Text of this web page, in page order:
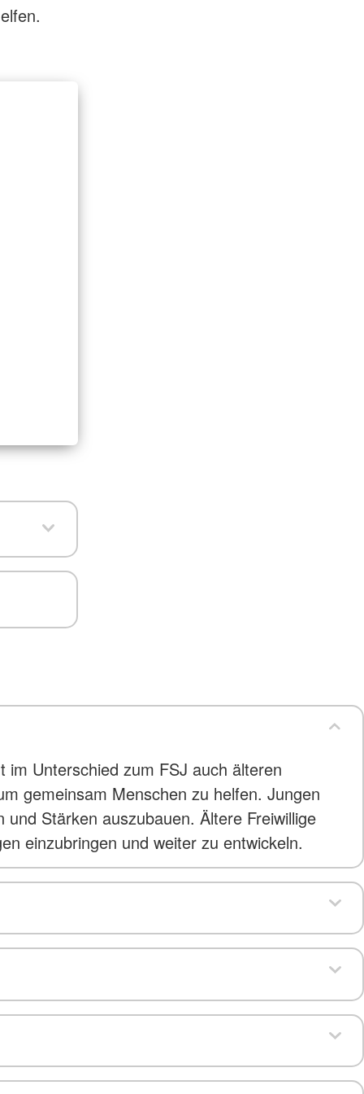
im Unterschied zum FSJ auch älteren
gemeinsam Menschen zu helfen. Jungen
Stärken auszubauen. Ältere Freiwillige
einzubringen und weiter zu entwickeln.